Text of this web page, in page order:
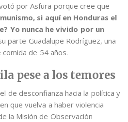
por Asfura porque cree que
si aquí en Honduras el
Yo nunca he vivido por un
parte Guadalupe Rodríguez, una
de 54 años.
pese a los temores
de desconfianza hacia la política y
que vuelva a haber violencia
la Misión de Observación